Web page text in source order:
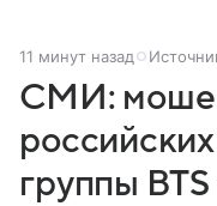
11 минут назад
СМИ:
группы